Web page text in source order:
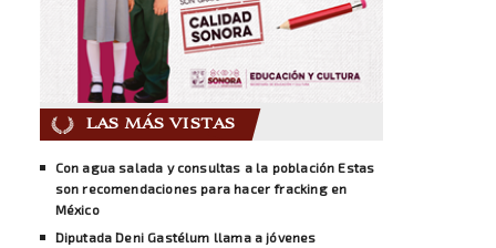
LAS MÁS VISTAS
Con agua salada y consultas a la población Estas
son recomendaciones para hacer fracking en
México
Diputada Deni Gastélum llama a jóvenes